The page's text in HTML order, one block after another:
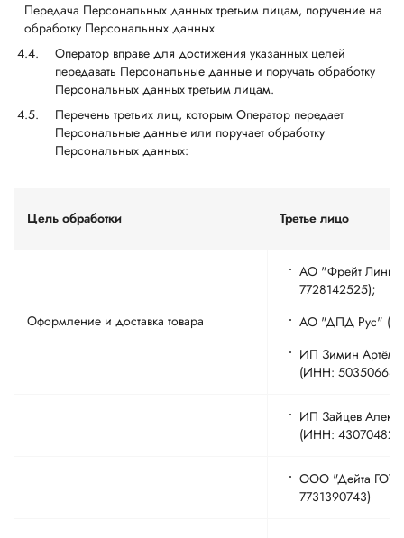
Передача Персональных данных третьим лицам, поручение на
обработку Персональных данных
Оператор вправе для достижения указанных целей
передавать Персональные данные и поручать обработку
Персональных данных третьим лицам.
Перечень третьих лиц, которым Оператор передает
Персональные данные или поручает обработку
Персональных данных:
Цель обработки Третье лицо
Оформление и доставка товара
АО "Фрейт
7728142525);
АО "ДПД Рус"
ИП Зимин Артём
(ИНН:
ИП Зайцев
(ИНН:
ООО "Дейта
7731390743)